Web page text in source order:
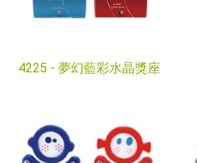
4225 - 夢幻藍彩水晶獎座